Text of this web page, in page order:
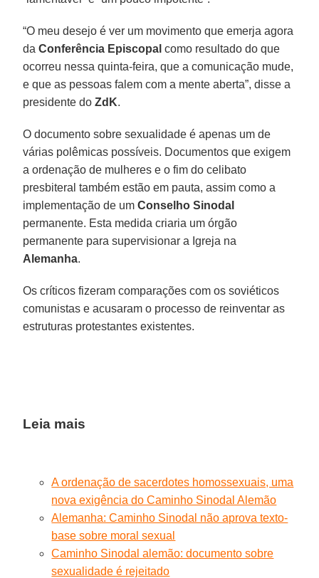
“O meu desejo é ver um movimento que emerja agora
daConferência Episcopal como resultado do que
ocorreu nessa quinta-feira, que a comunicação mude,
e que as pessoas falem com a mente aberta”, disse a
presidente doZdK.
O documento sobre sexualidade é apenas um de
várias polêmicas possíveis. Documentos que exigem
a ordenação de mulheres e o fim do celibato
presbiteral também estão em pauta, assim como a
implementação de umConselho Sinodal
permanente. Esta medida criaria um órgão
permanente para supervisionar a Igreja na
Alemanha.
Os críticos fizeram comparações com os soviéticos
comunistas e acusaram o processo de reinventar as
estruturas protestantes existentes.
Leia mais
A ordenação de sacerdotes homossexuais, uma
nova exigência do Caminho Sinodal Alemão
Alemanha: Caminho Sinodal não aprova texto-
base sobre moral sexual
Caminho Sinodal alemão: documento sobre
sexualidade é rejeitado